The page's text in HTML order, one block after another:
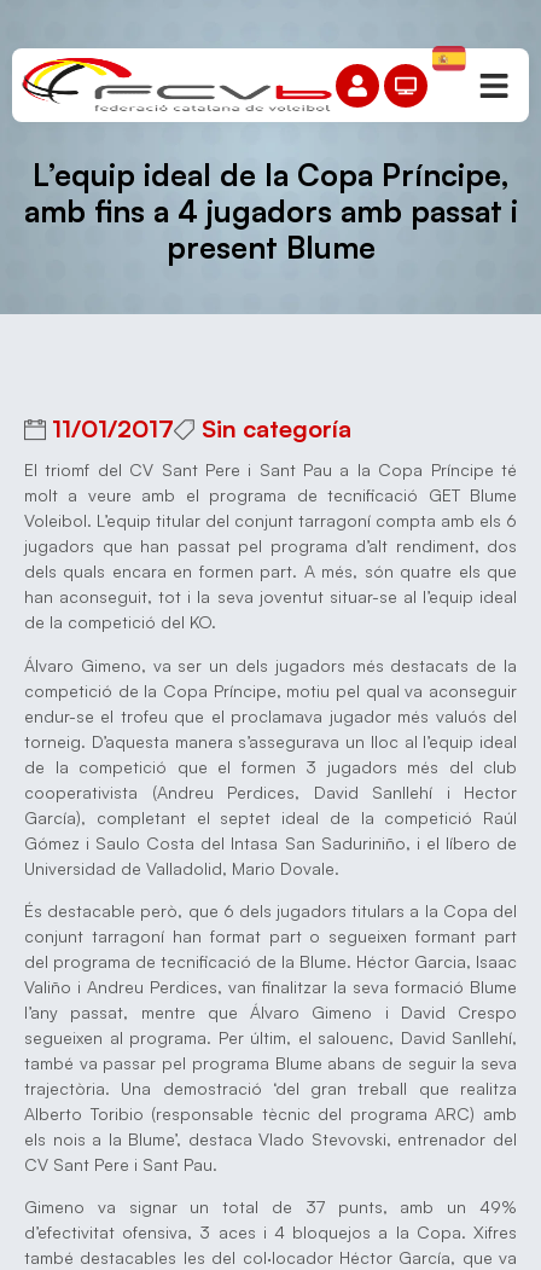
L’equip ideal de la Copa Príncipe,
amb fins a 4 jugadors amb passat i
present Blume
11/01/2017 Sin categoría
El triomf del CV Sant Pere i Sant Pau a la Copa Príncipe té
molt a veure amb el programa de tecnificació GET Blume
Voleibol. L’equip titular del conjunt tarragoní compta amb els 6
jugadors que han passat pel programa d’alt rendiment, dos
dels quals encara en formen part. A més, són quatre els que
han aconseguit, tot i la seva joventut situar-se al l’equip ideal
de la competició del KO.
Álvaro Gimeno, va ser un dels jugadors més destacats de la
competició de la Copa Príncipe, motiu pel qual va aconseguir
endur-se el trofeu que el proclamava jugador més valuós del
torneig. D’aquesta manera s’assegurava un lloc al l’equip ideal
de la competició que el formen 3 jugadors més del club
cooperativista (Andreu Perdices, David Sanllehí i Hector
García), completant el septet ideal de la competició Raúl
Gómez i Saulo Costa del Intasa San Saduriniño, i el líbero de
Universidad de Valladolid, Mario Dovale.
És destacable però, que 6 dels jugadors titulars a la Copa del
conjunt tarragoní han format part o segueixen formant part
del programa de tecnificació de la Blume. Héctor Garcia, Isaac
Valiño i Andreu Perdices, van finalitzar la seva formació Blume
l’any passat, mentre que Álvaro Gimeno i David Crespo
segueixen al programa. Per últim, el salouenc, David Sanllehí,
també va passar pel programa Blume abans de seguir la seva
trajectòria. Una demostració ‘del gran treball que realitza
Alberto Toribio (responsable tècnic del programa ARC) amb
els nois a la Blume’, destaca Vlado Stevovski, entrenador del
CV Sant Pere i Sant Pau.
Gimeno va signar un total de 37 punts, amb un 49%
d’efectivitat ofensiva, 3 aces i 4 bloquejos a la Copa. Xifres
també destacables les del col·locador Héctor García, que va